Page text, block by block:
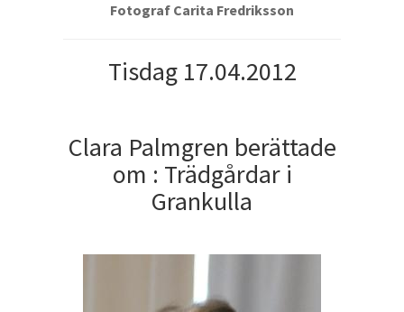
Fotograf Carita Fredriksson
Tisdag 17.04.2012
Clara Palmgren berättade
om : Trädgårdar i
Grankulla